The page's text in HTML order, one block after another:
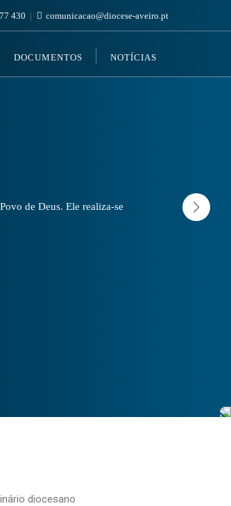
430 comunicacao@diocese-aveiro.pt
DOCUMENTOS NOTÍCIAS
de Deus. Ele realiza-se
diocesano